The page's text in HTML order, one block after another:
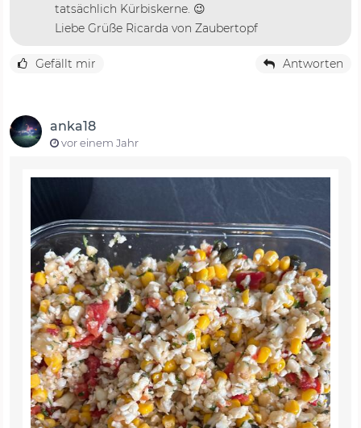
tatsächlich Kürbiskerne. 😉
Liebe Grüße Ricarda von Zaubertopf
Gefällt mir Antworten
anka18
vor einem Jahr